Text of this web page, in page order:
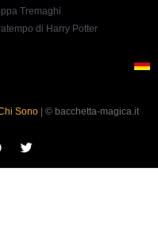
Tremaghi
di Harry Potter
Sono | © bacchetta-magica.it